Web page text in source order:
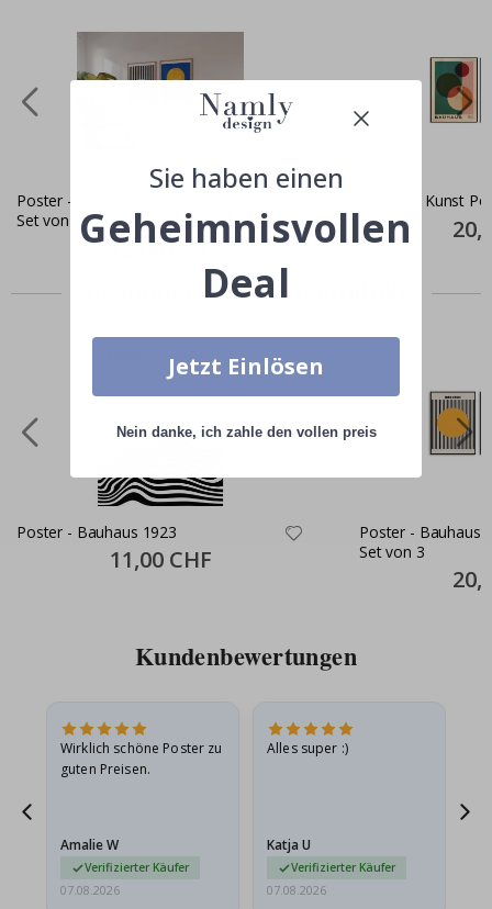
Poster - Bauhaus Kunstsammlung /
Set von 2
Special
15,00 CHF
Bauhaus Kunst
Price
Zusammen gekaufte Produkte
Poster - Bauhaus 1923
Special
Price
11,00 CHF
Poster - Bauhaus
Set von 3
Price
Kundenbewertungen
Wirklich schöne Poster zu
guten Preisen.
Amalie W
Verifizierter Käufer
07.08.2026
Alles super :)
Katja U
Verifizierter Käufer
07.08.2026
Sie haben einen
Geheimnisvollen
Deal
Jetzt Einlösen
Nein danke, ich zahle den vollen preis